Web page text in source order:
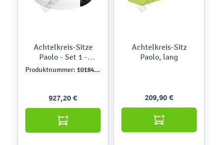
Achtelkreis-Sitze
Paolo - Set 1 -
schwarz-weiß
Produktnummer: 101840PU
927,20 €
Achtelkreis-Sitz
Paolo, lang
209,90 €